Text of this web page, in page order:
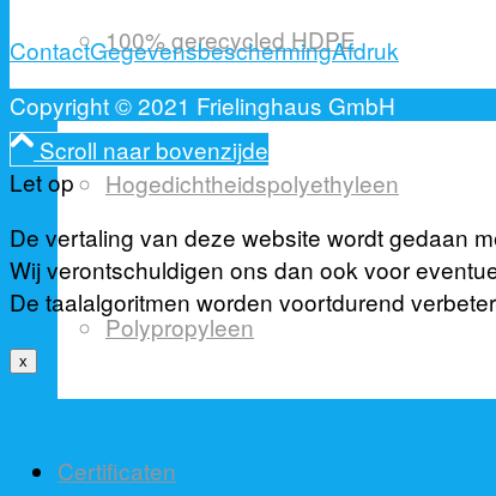
100% gerecycled HDPE
Hogedichtheidspolyethyleen
Polypropyleen
Certificaten
field
empty.
ContactGegevensbeschermingAfdruk
Copyright © 2021 Frielinghaus GmbH
Scroll naar bovenzijde
Let op
De vertaling van deze website wordt gedaan
Wij verontschuldigen ons dan ook voor
De taalalgoritmen worden voortdurend
x